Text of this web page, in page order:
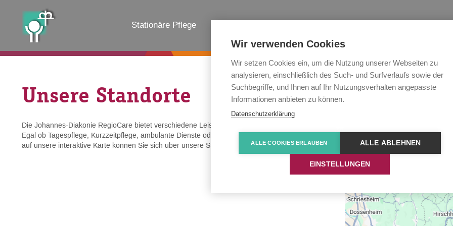
Stationäre Pflege
Unsere Standorte
Die Johannes-Diakonie RegioCare bietet verschiedene Leistungen im Bereich der Altenhilfe an.
Egal ob Tagespflege, Kurzzeitpflege, ambulante Dienste oder Langzeitpflege, durch einen Klick
auf unsere interaktive Karte können Sie sich über unsere Standorte informieren.
Wir verwenden Cookies
Wir setzen Cookies ein, um die Nutzung unserer Webseiten zu
analysieren, einschließlich des Such- und Surfverlaufs sowie der
Suchbegriffe, und Ihnen auf Ihr Nutzungsverhalten angepasste
Informationen anbieten zu können.
Datenschutzerklärung
ALLE COOKIES ERLAUBEN ALLE ABLEHNEN
EINSTELLUNGEN